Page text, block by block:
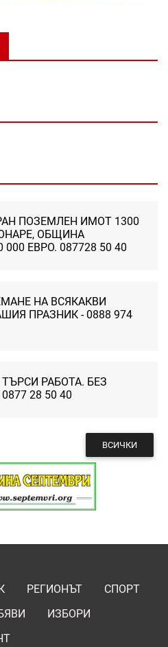
ПОЗЕМЛЕН ИМОТ 1300
ОБЩИНА
ЕВРО. 087728 50 40
НА ВСЯКАКВИ
ПРАЗНИК - 0888 974
РАБОТА. БЕЗ
28 50 40
ВСИЧКИ
РЕГИОНЪТ
СПОРТ
ИЗБОРИ